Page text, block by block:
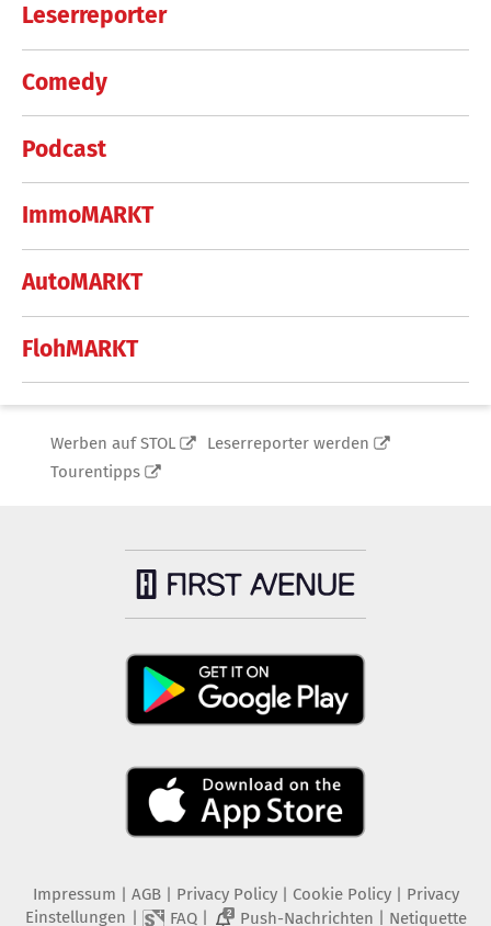
Leserreporter
Comedy
Podcast
ImmoMARKT
AutoMARKT
FlohMARKT
Werben auf STOL
Leserreporter werden
Tourentipps
Impressum AGB Privacy Policy| Cookie Policy| Privacy
Einstellungen
FAQ| 2 Push-Nachrichten Netiquette